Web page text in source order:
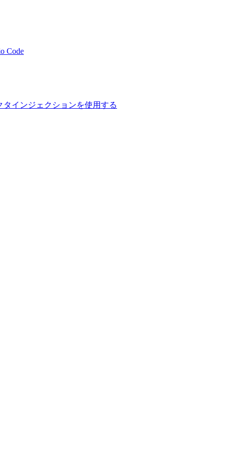
Code
タインジェクションを使用する